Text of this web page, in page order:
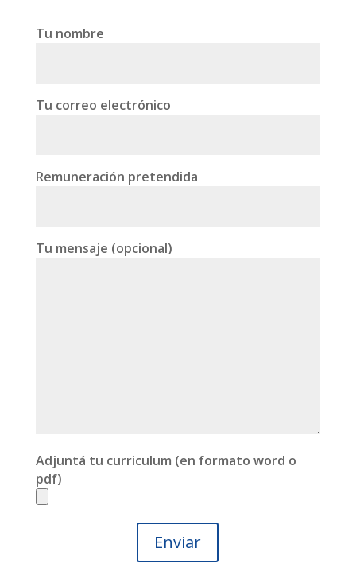
Tu nombre
Tu correo electrónico
Remuneración pretendida
Tu mensaje (opcional)
Adjuntá tu curriculum (en formato word o
pdf)